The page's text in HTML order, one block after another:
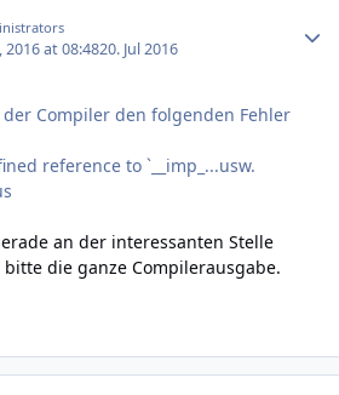
2016 at 08:4820. Jul 2016
Compiler den folgenden Fehler
reference to `__imp_...usw.
an der interessanten Stelle
die ganze Compilerausgabe.